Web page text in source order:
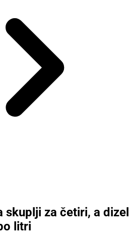
skuplji za četiri, a dizel
litri